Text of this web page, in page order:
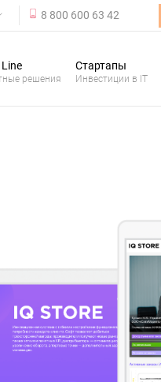
8 800 600 63 42
решения
Стартапы
Инвестиции в IT